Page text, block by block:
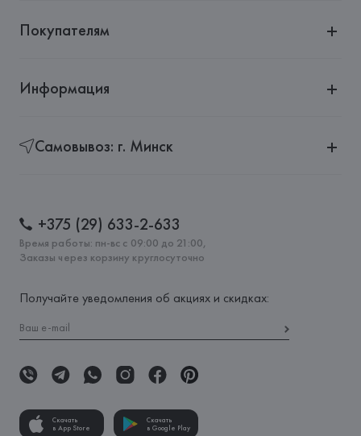
Покупателям
Информация
Самовывоз: г. Минск
+375 (29) 633-2-633
Время работы: пн-вс с 09:00 до 21:00,
Заказы через корзину круглосуточно
Получайте уведомления об акциях и скидках:
Скачать
в App Store
Скачать
в Google Play